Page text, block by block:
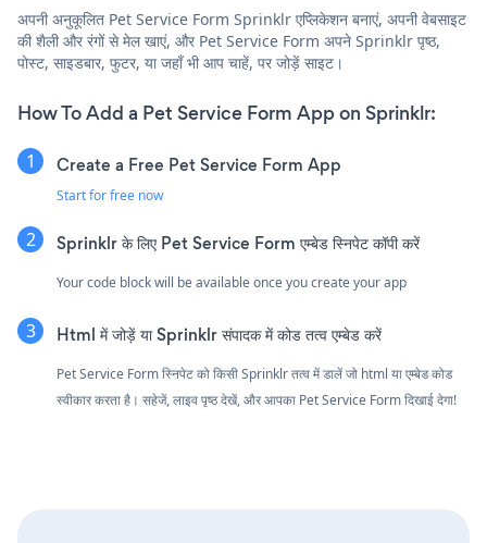
अपनी अनुकूलित Pet Service Form Sprinklr एप्लिकेशन बनाएं, अपनी वेबसाइट
की शैली और रंगों से मेल खाएं, और Pet Service Form अपने Sprinklr पृष्ठ,
पोस्ट, साइडबार, फुटर, या जहाँ भी आप चाहें, पर जोड़ें साइट।
How To Add a Pet Service Form App on Sprinklr:
Create a Free Pet Service Form App
Start for free now
Sprinklr के लिए Pet Service Form एम्बेड स्निपेट कॉपी करें
Your code block will be available once you create your app
Html में जोड़ें या Sprinklr संपादक में कोड तत्व एम्बेड करें
Pet Service Form स्निपेट को किसी Sprinklr तत्व में डालें जो html या एम्बेड कोड
स्वीकार करता है। सहेजें, लाइव पृष्ठ देखें, और आपका Pet Service Form दिखाई देगा!